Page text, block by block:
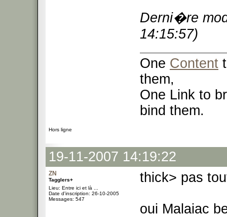
Derni�re
14:15:57)
One Content
them,
One Link to
bind them.
Hors ligne
19-11-2007 14:19:22
ZN
Tagglers+
Lieu: Entre ici et là ...
Date d'inscription: 26-10-2005
Messages: 547
thick> pas
oui Malaiac